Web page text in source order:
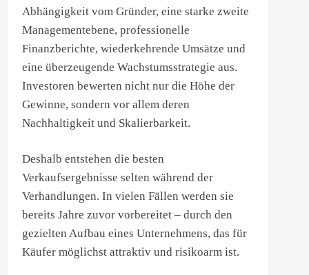
Abhängigkeit vom Gründer, eine starke zweite
Managementebene, professionelle
Finanzberichte, wiederkehrende Umsätze und
eine überzeugende Wachstumsstrategie aus.
Investoren bewerten nicht nur die Höhe der
Gewinne, sondern vor allem deren
Nachhaltigkeit und Skalierbarkeit.
Deshalb entstehen die besten
Verkaufsergebnisse selten während der
Verhandlungen. In vielen Fällen werden sie
bereits Jahre zuvor vorbereitet – durch den
gezielten Aufbau eines Unternehmens, das für
Käufer möglichst attraktiv und risikoarm ist.